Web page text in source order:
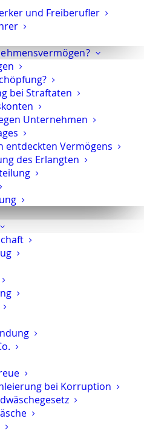
und Freiberufler
bei Straftaten
Unternehmen
entdeckten Vermögens
des Erlangten
bei Korruption
Vorwürfen
geht es häufig nicht
Risiken, sondern
Folgen,
und öffentliche
sorgfältig
die Verteidigung
Privatpersonen,
in
Ermittlungs- und
hier ist eine
mit Blick auf
und taktische
wichtig.
Heilpraktiker
medizinischer
Vorwürfen. Ein
ist der Vorwurf des